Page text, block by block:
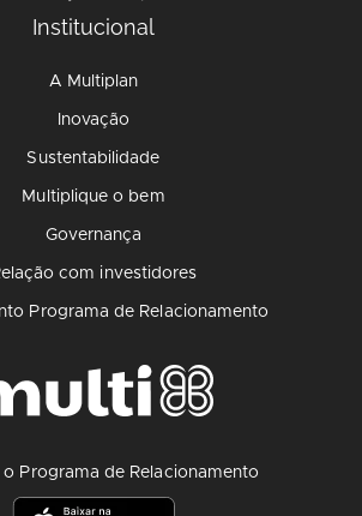
Institucional
A Multiplan
Inovação
Sustentabilidade
Multiplique o bem
Governança
com investidores
Programa de Relacionamento
o Programa de Relacionamento